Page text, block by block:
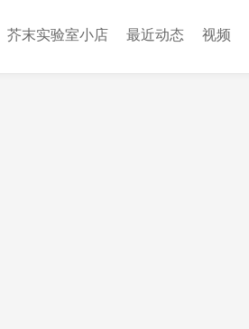
芥末实验室小店 最近动态 视频